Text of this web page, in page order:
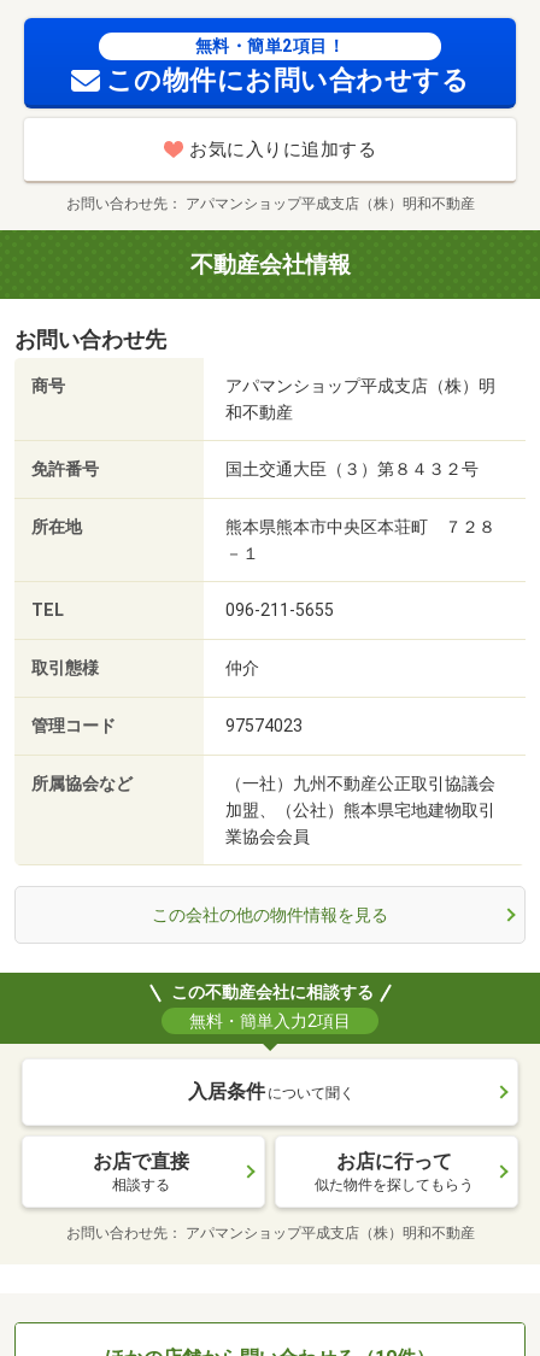
無料・簡単2項目！
この物件にお問い合わせする
お気に入りに追加する
お問い合わせ先 アパマンショップ平成支店（株）明和不動産
不動産会社情報
お問い合わせ先
商号
アパマンショップ平成支店（株）明
和不動産
免許番号 国土交通大臣（３）第８４３２号
所在地
熊本県熊本市中央区本荘町 ７２８
－１
TEL 096-211-5655
取引態様 仲介
管理コード 97574023
所属協会など
（一社）九州不動産公正取引協議会
加盟、（公社）熊本県宅地建物取引
業協会会員
この会社の他の物件情報を見る
この不動産会社に相談する
無料・簡単入力2項目
入居条件 について聞く
お店で直接
相談する
お店に行って
似た物件を探してもらう
お問い合わせ先 アパマンショップ平成支店（株）明和不動産